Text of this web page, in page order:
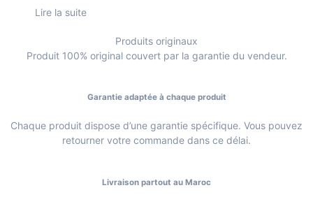
Lire la suite
Produits originaux
Produit 100% original couvert par la garantie du vendeur.
Garantie adaptée à chaque produit
Chaque produit dispose d’une garantie spécifique. Vous pouvez
retourner votre commande dans ce délai.
Livraison partout au Maroc